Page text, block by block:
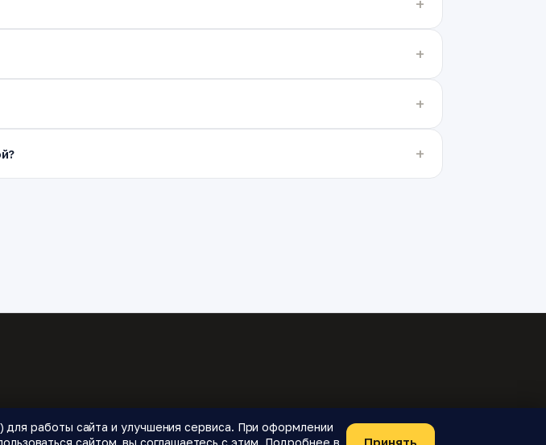
работы сайта и улучшения сервиса. При оформлении
сайтом, вы соглашаетесь с этим. Подробнее в
Принять